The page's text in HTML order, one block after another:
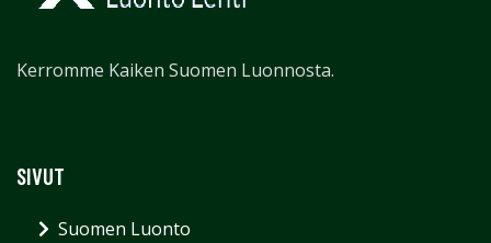
Kerromme Kaiken Suomen Luonnosta.
SIVUT
Suomen Luonto